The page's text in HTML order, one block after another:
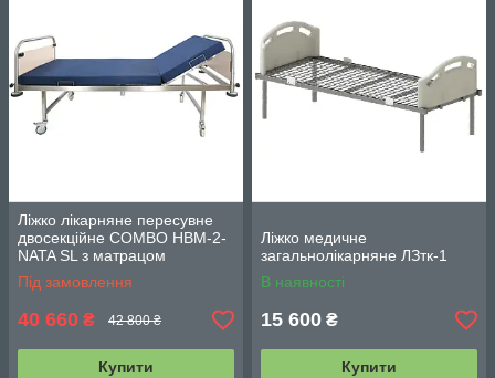
Ліжко лікарняне пересувне
двосекційне COMBO HBM-2-
NATA SL з матрацом
Під замовлення
40 660 ₴ 42 800 ₴
Купити
Ліжко медичне
загальнолікарняне ЛЗтк-1
В наявності
15 600 ₴
Купити